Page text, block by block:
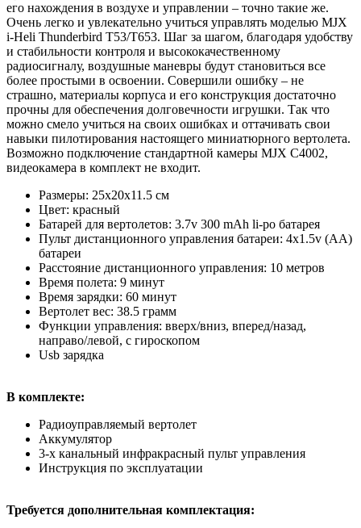
его нахождения в воздухе и управлении – точно такие же.
Очень легко и увлекательно учиться управлять моделью MJX
i-Heli Thunderbird T53/T653. Шаг за шагом, благодаря удобству
и стабильности контроля и высококачественному
радиосигналу, воздушные маневры будут становиться все
более простыми в освоении. Совершили ошибку – не
страшно, материалы корпуса и его конструкция достаточно
прочны для обеспечения долговечности игрушки. Так что
можно смело учиться на своих ошибках и оттачивать свои
навыки пилотирования настоящего миниатюрного вертолета.
Возможно подключение стандартной камеры MJX C4002,
видеокамера в комплект не входит.
Размеры: 25x20x11.5 см
Цвет: красный
Батарей для вертолетов: 3.7v 300 mAh li-po батарея
Пульт дистанционного управления батареи: 4х1.5v (АА)
батареи
Расстояние дистанционного управления: 10 метров
Время полета: 9 минут
Время зарядки: 60 минут
Вертолет вес: 38.5 грамм
Функции управления: вверх/вниз, вперед/назад,
направо/левой, с гироскопом
Usb зарядка
В комплекте:
Радиоуправляемый вертолет
Аккумулятор
3-х канальный инфракрасный пульт управления
Инструкция по эксплуатации
Требуется дополнительная комплектация: